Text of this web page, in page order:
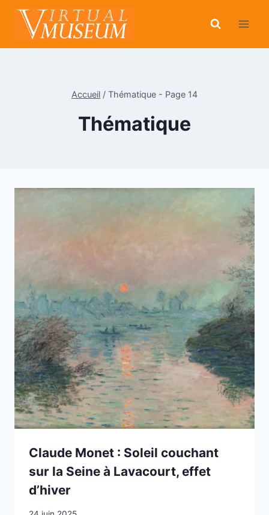
Aller
contenu
Accueil / Thématique - Page 14
Thématique
Claude Monet : Soleil couchant
sur la Seine à Lavacourt, effet
d’hiver